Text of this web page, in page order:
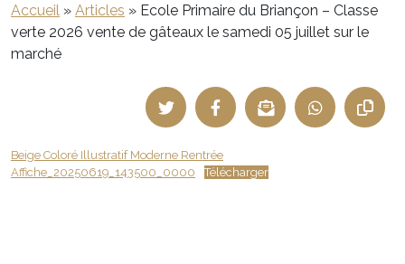
Accueil » Articles » Ecole Primaire du Briançon – Classe
verte 2026 vente de gâteaux le samedi 05 juillet sur le
marché
Beige Coloré Illustratif Moderne Rentrée
Affiche_20250619_143500_0000
Télécharger